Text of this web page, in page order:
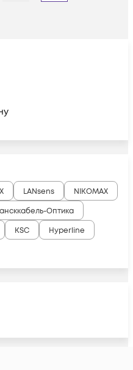
LANsens
NIKOMAX
Оптика
KSC
Hyperline